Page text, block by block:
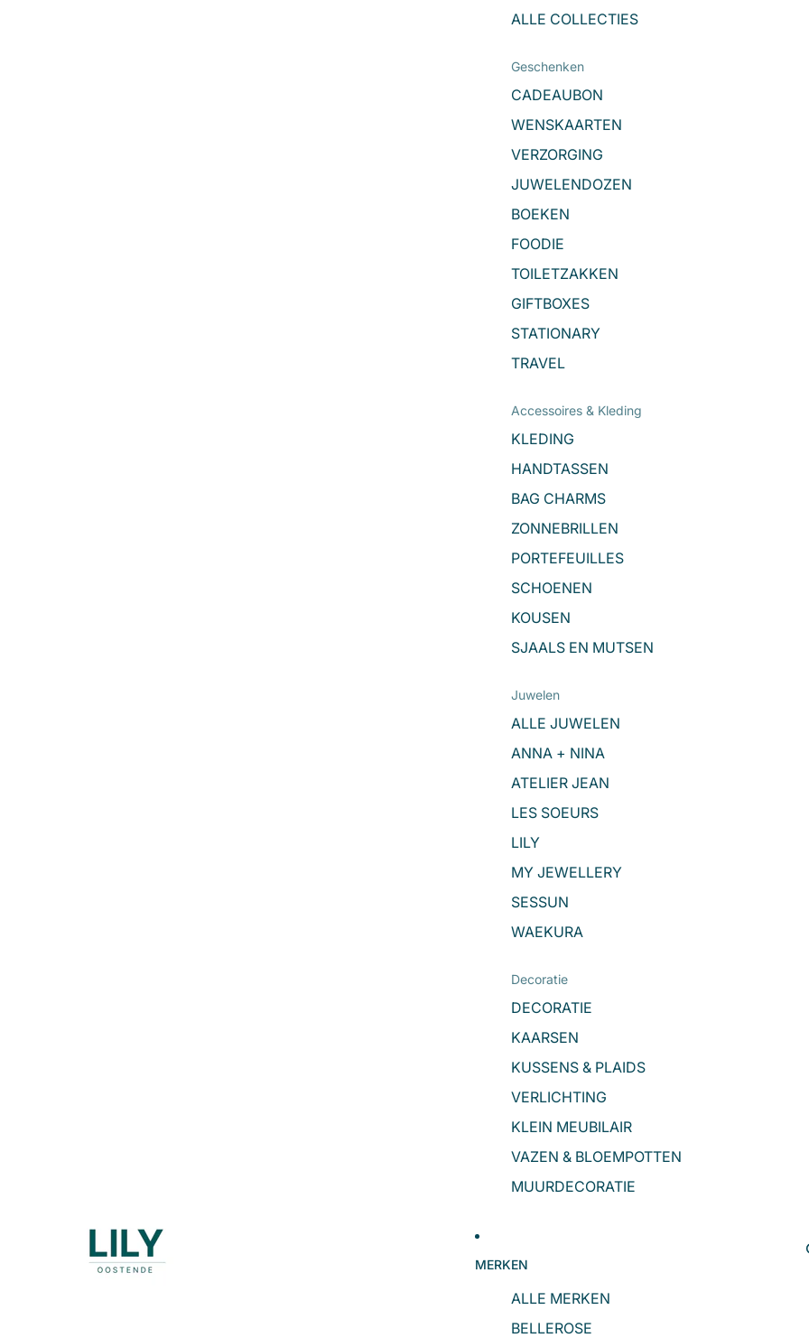
ALLE COLLECTIES
Geschenken
CADEAUBON
WENSKAARTEN
VERZORGING
JUWELENDOZEN
BOEKEN
FOODIE
TOILETZAKKEN
GIFTBOXES
STATIONARY
TRAVEL
Accessoires & Kleding
KLEDING
HANDTASSEN
BAG CHARMS
ZONNEBRILLEN
PORTEFEUILLES
SCHOENEN
KOUSEN
SJAALS EN MUTSEN
Juwelen
ALLE JUWELEN
ANNA + NINA
ATELIER JEAN
LES SOEURS
LILY
MY JEWELLERY
SESSUN
WAEKURA
Decoratie
DECORATIE
KAARSEN
KUSSENS & PLAIDS
VERLICHTING
KLEIN MEUBILAIR
VAZEN & BLOEMPOTTEN
MUURDECORATIE
MERKEN
ALLE MERKEN
BELLEROSE